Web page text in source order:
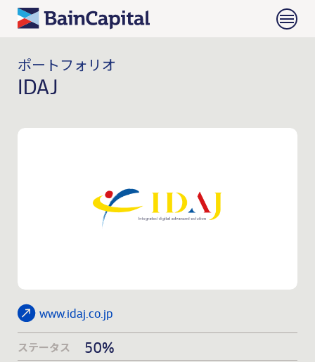
ポートフォリオ
IDAJ
www.idaj.co.jp
ステータス 50%